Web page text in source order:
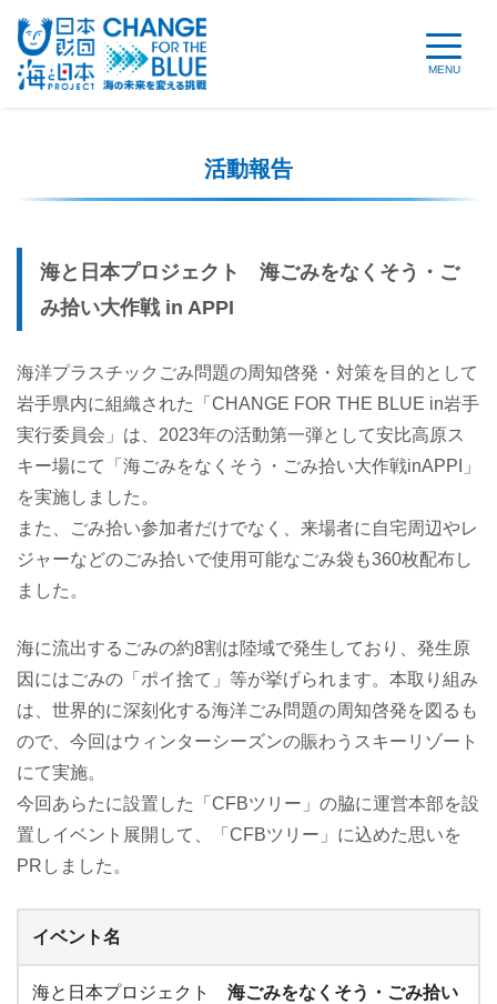
MENU
活動報告
海と日本プロジェクト 海ごみをなくそう・ご
み拾い大作戦 in APPI
海洋プラスチックごみ問題の周知啓発・対策を目的として
岩手県内に組織された「CHANGE FOR THE BLUE in岩手
実行委員会」は、2023年の活動第一弾として安比高原ス
キー場にて「海ごみをなくそう・ごみ拾い大作戦inAPPI」
を実施しました。
また、ごみ拾い参加者だけでなく、来場者に自宅周辺やレ
ジャーなどのごみ拾いで使用可能なごみ袋も360枚配布し
ました。
海に流出するごみの約8割は陸域で発生しており、発生原
因にはごみの「ポイ捨て」等が挙げられます。本取り組み
は、世界的に深刻化する海洋ごみ問題の周知啓発を図るも
ので、今回はウィンターシーズンの賑わうスキーリゾート
にて実施。
今回あらたに設置した「CFBツリー」の脇に運営本部を設
置しイベント展開して、「CFBツリー」に込めた思いを
PRしました。
イベント名
海と日本プロジェクト 海ごみをなくそう ・ごみ拾い